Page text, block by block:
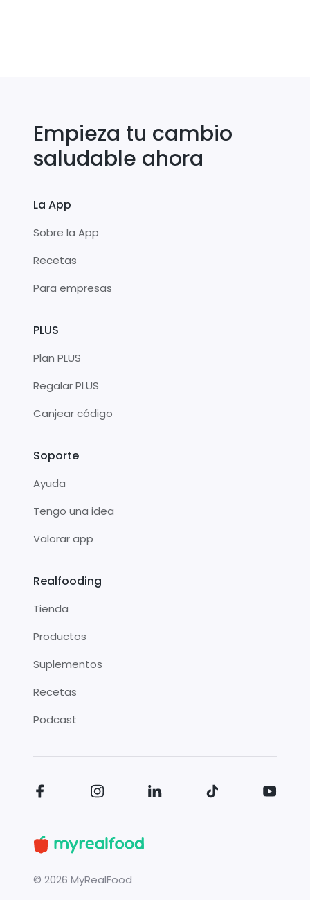
Empieza tu cambio
saludable ahora
La App
Sobre la App
Recetas
Para empresas
PLUS
Plan PLUS
Regalar PLUS
Canjear código
Soporte
Ayuda
Tengo una idea
Valorar app
Realfooding
Tienda
Productos
Suplementos
Recetas
Podcast
© 2026 MyRealFood